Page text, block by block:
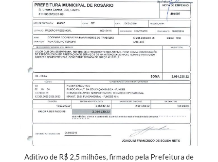
Aditivo de R$ 2,5 milhões, firmado pela Prefeitura de